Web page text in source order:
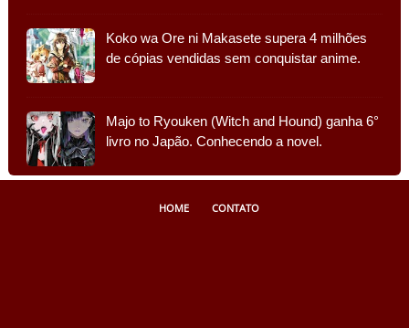
Koko wa Ore ni Makasete supera 4 milhões
de cópias vendidas sem conquistar anime.
Majo to Ryouken (Witch and Hound) ganha 6°
livro no Japão. Conhecendo a novel.
HOME CONTATO